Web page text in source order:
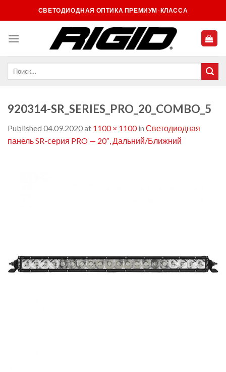
to
СВЕТОДИОДНАЯ ОПТИКА ПРЕМИУМ-КЛАССА
920314-SR_SERIES_PRO_20_COMBO_5
Published 04.09.2020at 1100 × 1100in Светодиодная
панель SR-серия PRO — 20″, Дальний/Ближний